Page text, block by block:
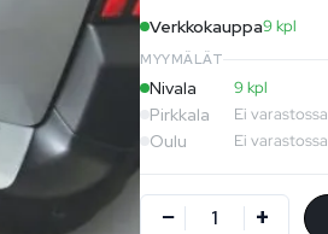
Verkkokauppa9 kpl
MYYMÄLÄT
Nivala 9 kpl
Pirkkala Ei varastossa
Oulu Ei varastossa